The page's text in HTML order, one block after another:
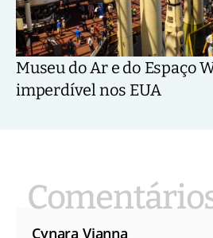
Museu do Ar e do Espaço
imperdível nos EUA
Cynara Vianna